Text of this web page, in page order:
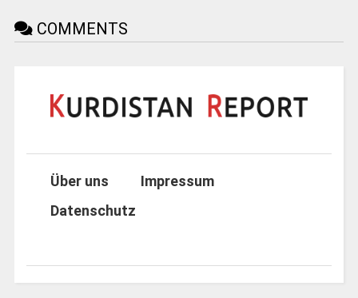
COMMENTS
Über uns
Impressum
Datenschutz